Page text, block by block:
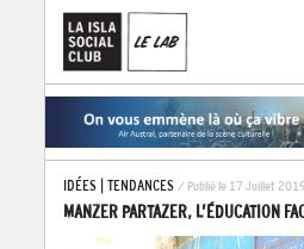
IDÉES| TENDANCES / Publié le 17 Juillet 2019
MANZER PARTAZER, L’ÉDUCATION